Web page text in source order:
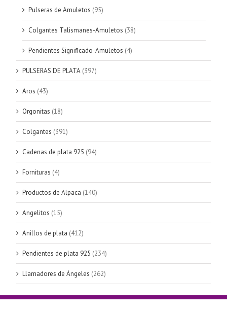
Pulseras de Amuletos (95)
Colgantes Talismanes-Amuletos (38)
Pendientes Significado-Amuletos (4)
PULSERAS DE PLATA (397)
Aros (43)
Orgonitas (18)
Colgantes (391)
Cadenas de plata 925 (94)
Fornituras (4)
Productos de Alpaca (140)
Angelitos (15)
Anillos de plata (412)
Pendientes de plata 925 (234)
Llamadores de Ángeles (262)